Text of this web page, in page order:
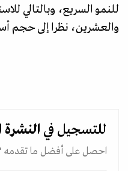
للنمو السريع، وبالتالي
والعشرين، نظرا إلى حجم
للتسجيل في النشرة
احصل على أفضل ما تقدمه